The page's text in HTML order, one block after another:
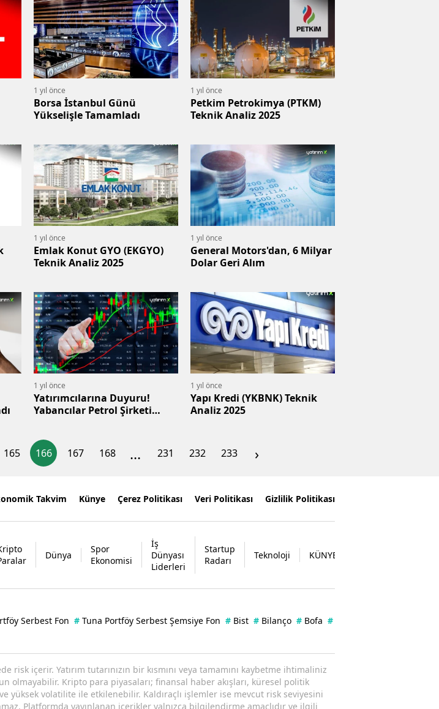
1 yıl önce
Borsa İstanbul Günü
Yükselişle Tamamladı
1 yıl önce
Petkim Petrokimya (PTKM)
Teknik Analiz 2025
1 yıl önce
Emlak Konut GYO (EKGYO)
Teknik Analiz 2025
1 yıl önce
General Motors'dan, 6 Milyar
Dolar Geri Alım
1 yıl önce
Yatırımcılarına Duyuru!
Yabancılar Petrol Şirketi
1 yıl önce
Yapı Kredi (YKBNK) Teknik
Analiz 2025
165 166 167 168 ... 231 232 233 ›
Takvim Künye Çerez Politikası Veri Politikası Gizlilik Politikası
Dünya
Spor
Ekonomisi
İş
Dünyası
Liderleri
Startup
Radarı
Teknoloji KÜNYE
Serbest Fon # Tuna Portföy Serbest Şemsiye Fon # Bist # Bilanço # Bofa #
içerir. Yatırım tutarınızın bir kısmını veya tamamını kaybetme ihtimaliniz
olmayabilir. Kripto para piyasaları; finansal haber akışları, küresel politik
volatilite ile etkilenebilir. Kaldıraçlı işlemler ise mevcut risk seviyesini
Platformda yayınlanan içerikler yalnızca bilgilendirme amaçlıdır ve ilgili